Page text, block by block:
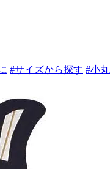
#サイズから探す #小